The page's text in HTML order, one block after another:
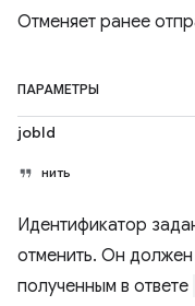
Отменяет ранее
ПАРАМЕТРЫ
jobId
нить
Идентификатор
отменить. Он
полученным в ответе